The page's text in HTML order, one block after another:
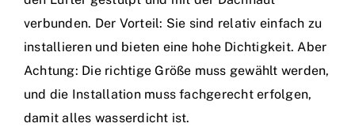
verbunden. Der Vorteil: Sie sind relativ einfach zu
installieren und bieten eine hohe Dichtigkeit. Aber
Achtung: Die richtige Größe muss gewählt werden,
und die Installation muss fachgerecht erfolgen,
damit alles wasserdicht ist.